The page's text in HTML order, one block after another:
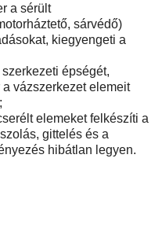
a sérült
sárvédő)
kiegyengeti a
épségét,
vázszerkezet elemeit
elemeket felkészíti a
gittelés és a
hibátlan legyen.